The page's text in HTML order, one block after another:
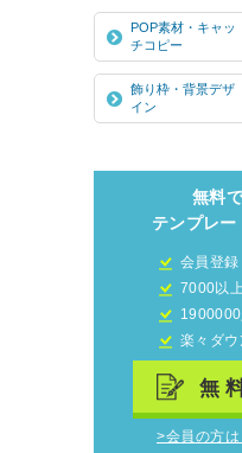
POP素材・キャッ
チコピー
飾り枠・背景デザ
イン
無料
テンプレー
会員登
7000以
1900000
楽々ダウ
無
>会員の方